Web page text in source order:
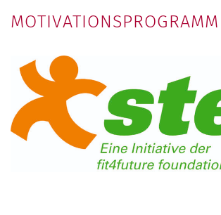
MOTIVATIONSPROGRAMM